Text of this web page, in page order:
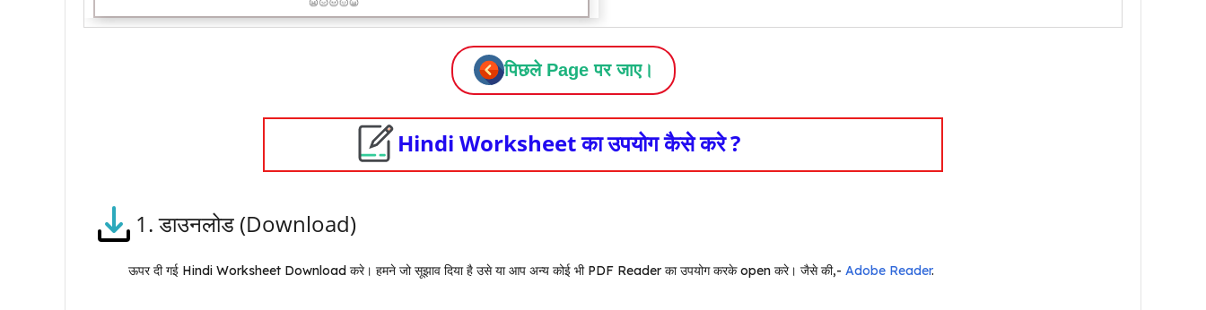
पिछले Page पर जाए।
Hindi Worksheet का उपयोग कैसे करे ?
1. डाउनलोड (Download)
ऊपर दी गई Hindi Worksheet Download करे। हमने जो सूझाव दिया है उसे या आप अन्य कोई भी PDF Reader का उपयोग करके open करे। जैसे की,- Adobe Reader.